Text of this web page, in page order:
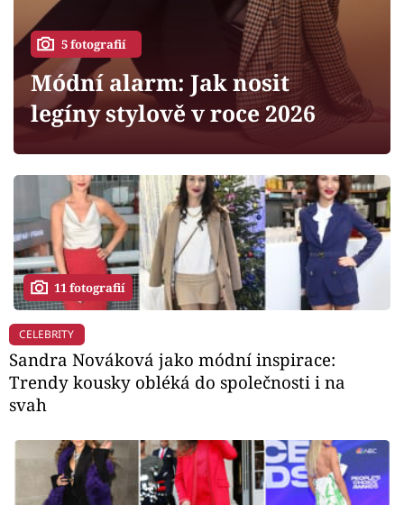
Sledujte prima+
Filmový festival Karlovy Vary
Mámy sobě
Přihlášení
Sledujte nás
5 fotografií
Módní alarm: Jak nosit
legíny stylově v roce 2026
11 fotografií
CELEBRITY
Sandra Nováková jako módní inspirace:
Trendy kousky obléká do společnosti i na
svah